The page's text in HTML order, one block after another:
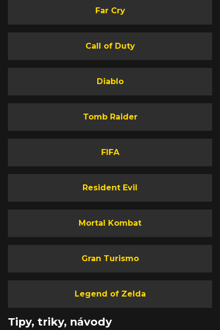
Far Cry
Call of Duty
Diablo
Tomb Raider
FIFA
Resident Evil
Mortal Kombat
Gran Turismo
Legend of Zelda
Tipy, triky, návody